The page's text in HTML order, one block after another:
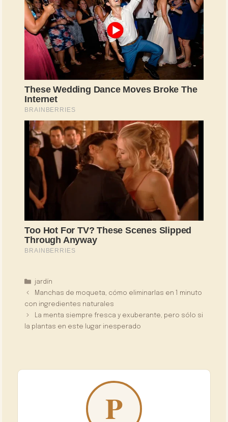
Categorías
jardín
Manchas de moqueta, cómo eliminarlas en 1 minuto
con ingredientes naturales
La menta siempre fresca y exuberante, pero sólo si
la plantas en este lugar inesperado